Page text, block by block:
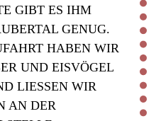
GIBT ES IHM
GENUG.
HABEN WIR
UND EISVÖGEL
LIESSEN WIR D
DER H